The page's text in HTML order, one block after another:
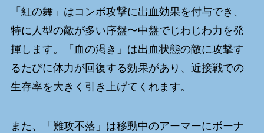
「紅の舞」はコンボ攻撃に出血効果を付与でき、
特に人型の敵が多い序盤〜中盤でじわじわ力を発
揮します。「血の渇き」は出血状態の敵に攻撃す
るたびに体力が回復する効果があり、近接戦での
生存率を大きく引き上げてくれます。
また、「難攻不落」は移動中のアーマーにボーナ